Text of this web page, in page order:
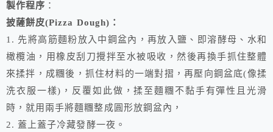
製作程序 ：
披薩餅皮(Pizza Dough)：
1. 先將高筋麵粉放入中鋼盆內，再放入鹽、即溶酵母、水和
橄欖油，用橡皮刮刀攪拌至水被吸收，然後再換手抓住整體
來揉拌，成糰後，抓住材料的一端對摺，再壓向鋼盆底(像揉
洗衣服一樣)，反覆如此做，揉至麵糰不黏手有彈性且光滑
時，就用兩手將麵糰整成圓形放鋼盆內，
2. 蓋上蓋子冷藏發酵一夜。